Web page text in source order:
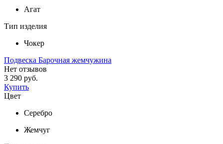
Агат
Тип изделия
Чокер
Подвеска Барочная жемчужина
Нет отзывов
3 290 руб.
Купить
Цвет
Серебро
Жемчуг